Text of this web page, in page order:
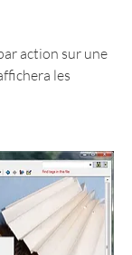
action sur une
les